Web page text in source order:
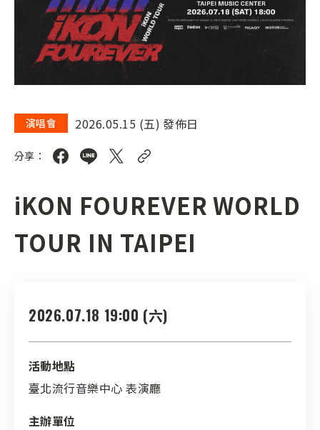
演唱會 2026.05.15 (五) 發佈日
分享：
iKON FOUREVER WORLD
TOUR IN TAIPEI
2026.07.18 19:00 (六)
活動地點
臺北流行音樂中心 表演廳
主辦單位